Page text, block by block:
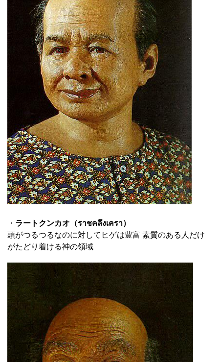
・ ラートクンカオ（ราชคลึงเครา）
頭がつるつるなのに対してヒゲは豊富 素質のある人だけ
がたどり着ける神の領域